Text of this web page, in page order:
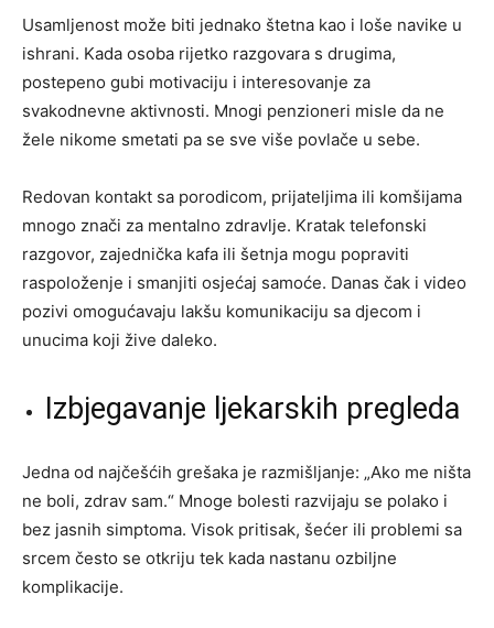
Usamljenost može biti jednako štetna kao i loše navike u
ishrani. Kada osoba rijetko razgovara s drugima,
postepeno gubi motivaciju i interesovanje za
svakodnevne aktivnosti. Mnogi penzioneri misle da ne
žele nikome smetati pa se sve više povlače u sebe.
Redovan kontakt sa porodicom, prijateljima ili komšijama
mnogo znači za mentalno zdravlje. Kratak telefonski
razgovor, zajednička kafa ili šetnja mogu popraviti
raspoloženje i smanjiti osjećaj samoće. Danas čak i video
pozivi omogućavaju lakšu komunikaciju sa djecom i
unucima koji žive daleko.
Izbjegavanje ljekarskih pregleda
Jedna od najčešćih grešaka je razmišljanje: „Ako me ništa
ne boli, zdrav sam.“ Mnoge bolesti razvijaju se polako i
bez jasnih simptoma. Visok pritisak, šećer ili problemi sa
srcem često se otkriju tek kada nastanu ozbiljne
komplikacije.